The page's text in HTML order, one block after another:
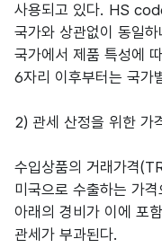
사용되고 있다. HS
국가와 상관없이 동일
국가에서 제품 특성에
6자리 이후부터는 국가
2) 관세 산정을 위한 가
수입상품의 거래가격
미국으로 수출하는 가
아래의 경비가 이에 포
관세가 부과된다.